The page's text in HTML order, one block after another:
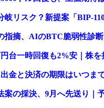
金と決済の期限はいつま